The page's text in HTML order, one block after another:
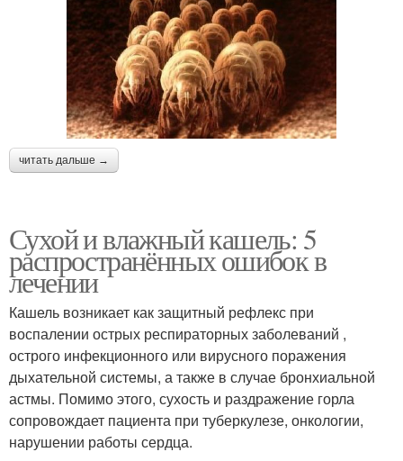
читать дальше →
Сухой и влажный кашель: 5
распространённых ошибок в
лечении
Кашель возникает как защитный рефлекс при
воспалении острых респираторных заболеваний ,
острого инфекционного или вирусного поражения
дыхательной системы, а также в случае бронхиальной
астмы. Помимо этого, сухость и раздражение горла
сопровождает пациента при туберкулезе, онкологии,
нарушении работы сердца.